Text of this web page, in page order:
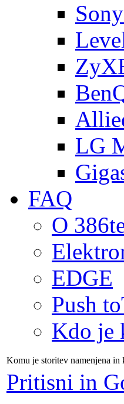
LG
FAQ
O
EDGE
Push
Kdo je
Komu je storitev namenjena
Pritisni in